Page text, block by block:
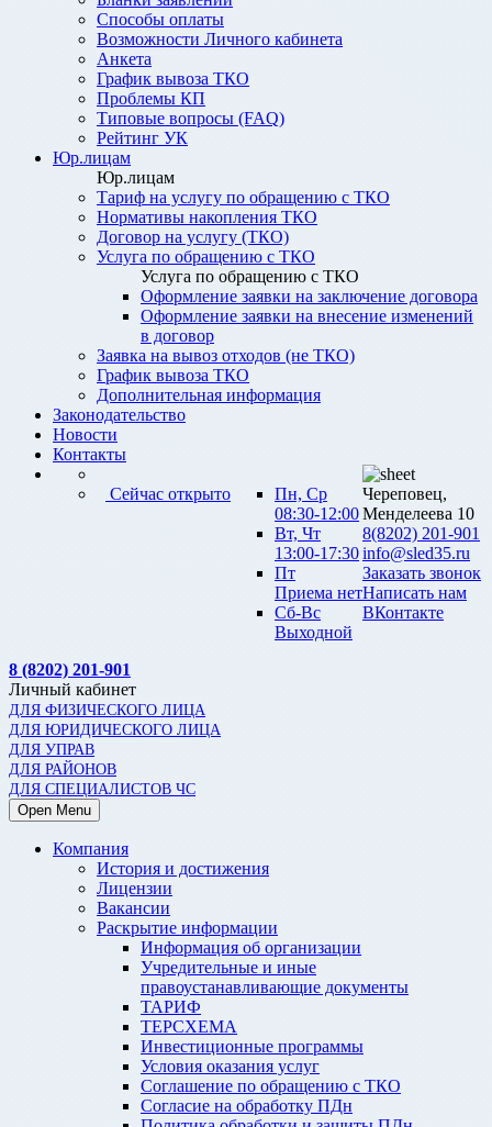
Способы оплаты
Возможности Личного кабинета
Анкета
График вывоза ТКО
Проблемы КП
Типовые вопросы (FAQ)
Рейтинг УК
Юр.лицам
Юр.лицам
Тариф на услугу по обращению с ТКО
Нормативы накопления ТКО
Договор на услугу (ТКО)
Услуга по обращению с ТКО
Услуга по обращению с ТКО
Оформление заявки на заключение договора
Оформление заявки на внесение изменений
в договор
Заявка на вывоз отходов (не ТКО)
График вывоза ТКО
Дополнительная информация
Законодательство
Новости
Контакты
Сейчас открыто
Пн, Ср
08:30-12:00
Вт, Чт
13:00-17:30
Пт
Приема нет
Сб-Вс
Выходной
Череповец,
Менделеева 10
8(8202) 201-901
info@sled35.ru
Заказать звонок
Написать нам
ВКонтакте
8 (8202) 201-901
Личный кабинет
ДЛЯ ФИЗИЧЕСКОГО ЛИЦА
ДЛЯ ЮРИДИЧЕСКОГО ЛИЦА
ДЛЯ УПРАВ
ДЛЯ РАЙОНОВ
ДЛЯ СПЕЦИАЛИСТОВ ЧС
Open Menu
Компания
История и достижения
Лицензии
Вакансии
Раскрытие информации
Информация об организации
Учредительные и иные
правоустанавливающие документы
ТАРИФ
ТЕРСХЕМА
Инвестиционные программы
Условия оказания услуг
Соглашение по обращению с ТКО
Согласие на обработку ПДн